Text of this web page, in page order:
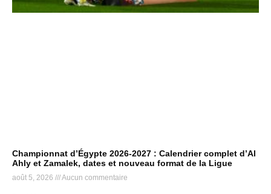
Championnat d’Égypte 2026-2027 : Calendrier complet d’Al
Ahly et Zamalek, dates et nouveau format de la Ligue
août 5, 2026 Aucun commentaire